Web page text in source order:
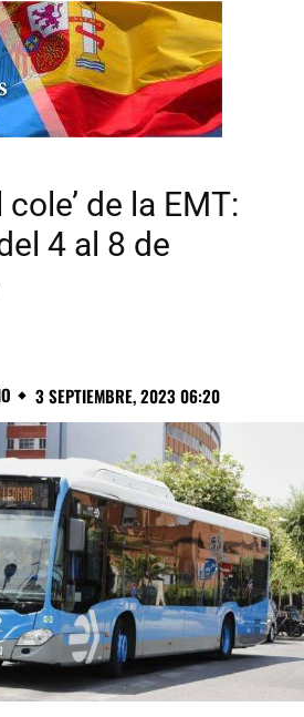
cole’ de la EMT:
4 al 8 de
3 SEPTIEMBRE, 2023 06:20